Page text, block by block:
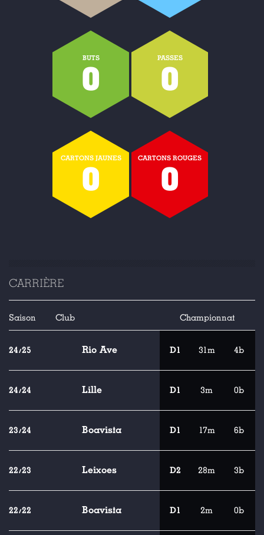
BUTS
0
PASSES
0
CARTONS JAUNES
0
CARTONS ROUGES
0
CARRIÈRE
Saison Club Championnat
24/25 Rio Ave D1 31m 4b
24/24 Lille D1 3m 0b
23/24 Boavista D1 17m 6b
22/23 Leixoes D2 28m 3b
22/22 Boavista D1 2m 0b